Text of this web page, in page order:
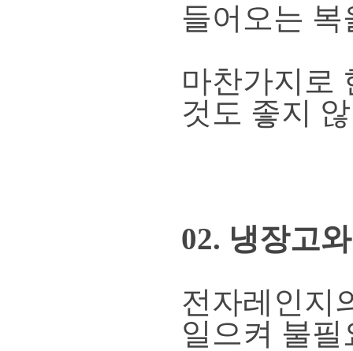
들어오는
마찬가지로
것도 좋지
02. 냉장고
전자레인지
일으켜 불